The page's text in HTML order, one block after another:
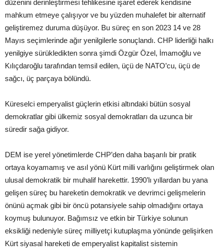
düzenini derinleştirmesi tehlikesine işaret ederek kendisine
mahkum etmeye çalışıyor ve bu yüzden muhalefet bir alternatif
geliştiremez duruma düşüyor. Bu süreç en son 2023 14 ve 28
Mayıs seçimlerinde ağır yenilgilerle sonuçlandı. CHP liderliği halkı
yenilgiye sürükledikten sonra şimdi Özgür Özel, İmamoğlu ve
Kılıçdaroğlu tarafından temsil edilen, üçü de NATO’cu, üçü de
sağcı, üç parçaya bölündü.
Küreselci emperyalist güçlerin etkisi altındaki bütün sosyal
demokratlar gibi ülkemiz sosyal demokratları da uzunca bir
süredir sağa gidiyor.
DEM ise yerel yönetimlerde CHP’den daha başarılı bir pratik
ortaya koyamamış ve asıl yönü Kürt milli varlığını geliştirmek olan
ulusal demokratik bir muhalif harekettir. 1990’lı yıllardan bu yana
gelişen süreç bu hareketin demokratik ve devrimci gelişmelerin
önünü açmak gibi bir öncü potansiyele sahip olmadığını ortaya
koymuş bulunuyor. Bağımsız ve etkin bir Türkiye solunun
eksikliği nedeniyle süreç milliyetçi kutuplaşma yönünde gelişirken
Kürt siyasal hareketi de emperyalist kapitalist sistemin